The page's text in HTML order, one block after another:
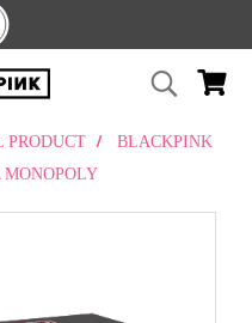
PRODUCT
BLACKPINK